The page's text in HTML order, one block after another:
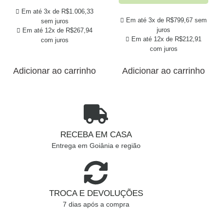
Em até 3x de R$1.006,33
sem juros
Em até 12x de R$267,94
com juros
Adicionar ao carrinho
Em até 3x de R$799,67 sem
juros
Em até 12x de R$212,91
com juros
Adicionar ao carrinho
RECEBA EM CASA
Entrega em Goiânia e região
TROCA E DEVOLUÇÕES
7 dias após a compra